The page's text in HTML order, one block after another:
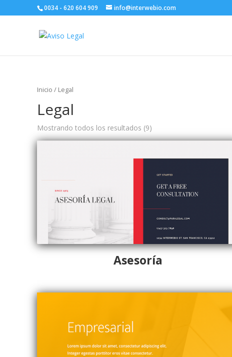
0034 - 620 604 909 info@interwebio.com
Inicio / Legal
Legal
Mostrando todos los resultados (9)
Asesoría